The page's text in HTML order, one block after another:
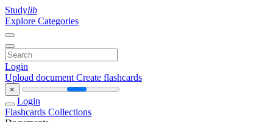
Studylib
Explore Categories
Login
Upload document Create flashcards
×
Login
Flashcards Collections